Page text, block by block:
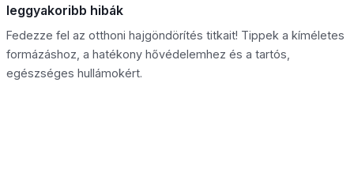
leggyakoribb hibák
Fedezze fel az otthoni hajgöndörítés titkait! Tippek a kíméletes
formázáshoz, a hatékony hővédelemhez és a tartós,
egészséges hullámokért.